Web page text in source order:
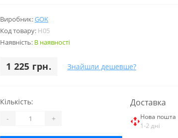
Виробник:GOK
Код товару: H05
Наявність: В наявності
1 225 грн. Знайшли дешевше?
Кількість:
- +
Доставка
Нова пошта
1-2 дні